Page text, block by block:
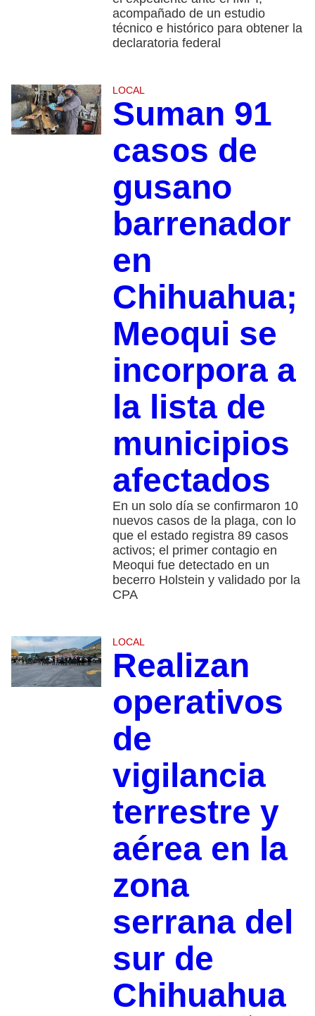
acompañado de un estudio
técnico e histórico para obtener la
declaratoria federal
LOCAL
Suman 91
casos de
gusano
barrenador
en
Chihuahua;
Meoqui se
incorpora a
la lista de
municipios
afectados
En un solo día se confirmaron 10
nuevos casos de la plaga, con lo
que el estado registra 89 casos
activos; el primer contagio en
Meoqui fue detectado en un
becerro Holstein y validado por la
CPA
LOCAL
Realizan
operativos
de
vigilancia
terrestre y
aérea en la
zona
serrana del
sur de
Chihuahua